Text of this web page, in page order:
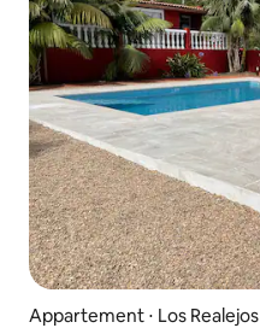
Appartement ⋅ Los Realejos